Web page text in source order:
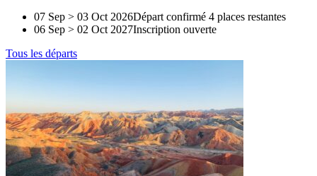
07 Sep > 03 Oct 2026Départ confirmé 4 places restantes
06 Sep > 02 Oct 2027Inscription ouverte
Tous les départs